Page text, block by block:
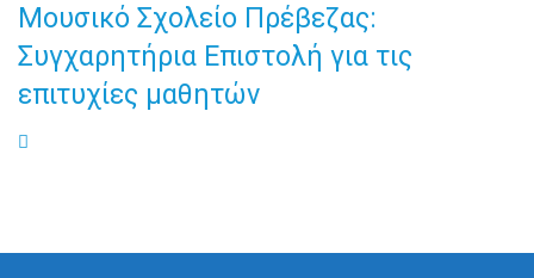
Μουσικό Σχολείο Πρέβεζας:
Συγχαρητήρια Επιστολή για τις
επιτυχίες μαθητών